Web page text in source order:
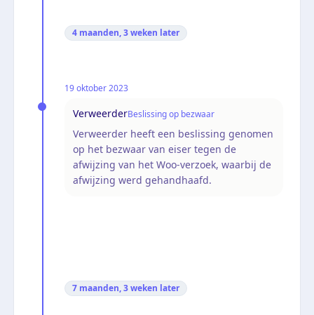
4 maanden, 3 weken later
19 oktober 2023
VerweerderBeslissing op bezwaar
Verweerder heeft een beslissing genomen
op het bezwaar van eiser tegen de
afwijzing van het Woo-verzoek, waarbij de
afwijzing werd gehandhaafd.
7 maanden, 3 weken later